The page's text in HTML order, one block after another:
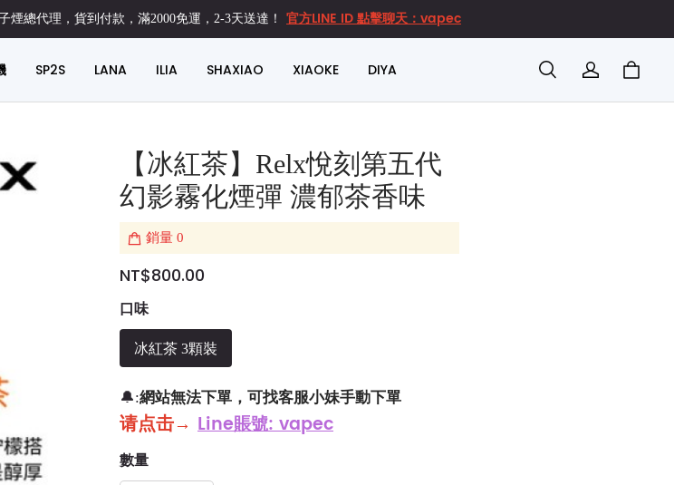
總代理，貨到付款，滿2000免運，2-3天送達！ 官方LINE ID 點擊聊天：vapec
SP2S LANA ILIA SHAXIAO XIAOKE DIYA
【冰紅茶】Relx悅刻第五代
幻影霧化煙彈 濃郁茶香味
銷量 0
NT$800.00
口味
冰紅茶 3顆裝
🔔:網站無法下單，可找客服小妹手動下單
请点击→ Line賬號: vapec
數量